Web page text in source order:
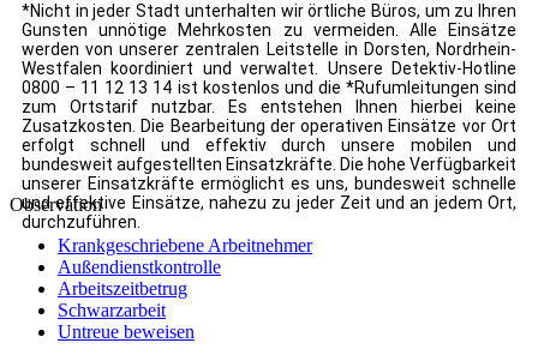
*Nicht in jeder Stadt unterhalten wir örtliche Büros, um zu Ihren
Gunsten unnötige Mehrkosten zu vermeiden. Alle Einsätze
werden von unserer zentralen Leitstelle in Dorsten, Nordrhein-
Westfalen koordiniert und verwaltet. Unsere Detektiv-Hotline
0800 – 11 12 13 14 ist kostenlos und die *Rufumleitungen sind
zum Ortstarif nutzbar. Es entstehen Ihnen hierbei keine
Zusatzkosten. Die Bearbeitung der operativen Einsätze vor Ort
erfolgt schnell und effektiv durch unsere mobilen und
bundesweit aufgestellten Einsatzkräfte. Die hohe Verfügbarkeit
unserer Einsatzkräfte ermöglicht es uns, bundesweit schnelle
und effektive Einsätze, nahezu zu jeder Zeit und an jedem Ort,
durchzuführen.
Observation
Krankgeschriebene Arbeitnehmer
Außendienstkontrolle
Arbeitszeitbetrug
Schwarzarbeit
Untreue beweisen